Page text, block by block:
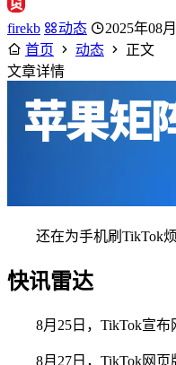
firekb 动态 2025年08
首页
动态
正文
文章详情
还在为手机刷TikTok
快讯雷达
8月25日，TikTok宣
8月27日，TikTok网